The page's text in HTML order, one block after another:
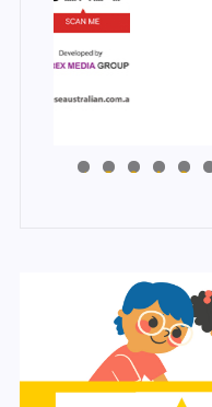
0
1
2
3
4